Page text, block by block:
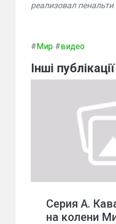
реализовал
#Мир #видео
Інші публікації
Серия А.
на колени